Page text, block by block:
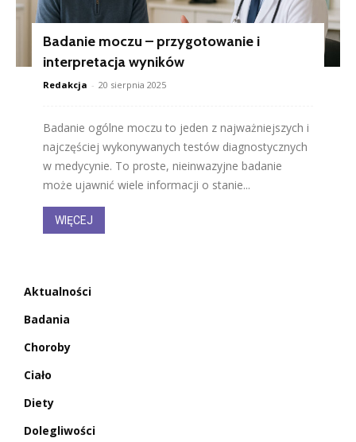
Badanie moczu – przygotowanie i
interpretacja wyników
Redakcja - 20 sierpnia 2025
Badanie ogólne moczu to jeden z najważniejszych i
najczęściej wykonywanych testów diagnostycznych
w medycynie. To proste, nieinwazyjne badanie
może ujawnić wiele informacji o stanie...
WIĘCEJ
Aktualności
Badania
Choroby
Ciało
Diety
Dolegliwości